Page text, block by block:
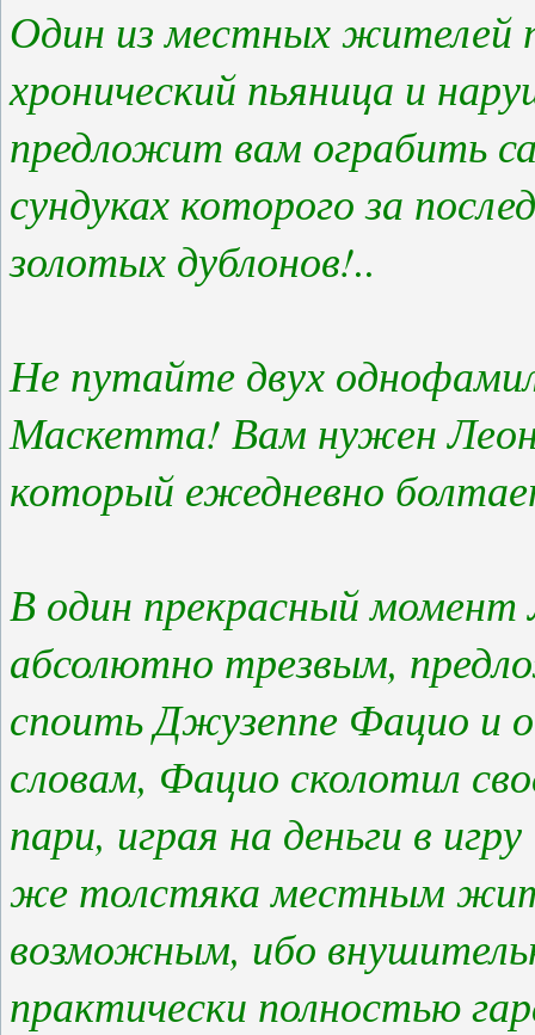
Один из местных жителей
хронический пьяница и
предложит вам ограбить
сундуках которого за
золотых дублонов!..
Не путайте двух
Маскетта! Вам нужен
который ежедневно
В один прекрасный
абсолютно трезвым,
споить Джузеппе Фацио и
словам, Фацио сколотил
пари, играя на деньги в
же толстяка местным
возможным, ибо
практически полностью